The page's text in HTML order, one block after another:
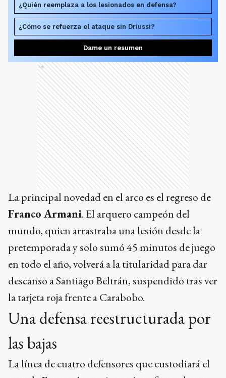
¿Quién reemplaza a los lesionados en defensa?
¿Cómo se refuerza el ataque sin Driussi?
Dame un resumen
Ads
La principal novedad en el arco es el regreso de
Franco Armani. El arquero campeón del
mundo, quien arrastraba una lesión desde la
pretemporada y solo sumó 45 minutos de juego
en todo el año, volverá a la titularidad para dar
descanso a Santiago Beltrán, suspendido tras ver
la tarjeta roja frente a Carabobo.
Una defensa reestructurada por
las bajas
La línea de cuatro defensores que custodiará el